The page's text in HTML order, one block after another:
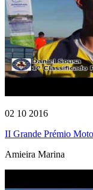
02 10 2016
II Grande Prémio
Amieira Marina